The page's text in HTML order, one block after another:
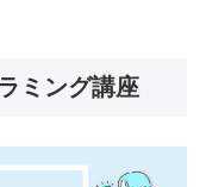
ミング講座